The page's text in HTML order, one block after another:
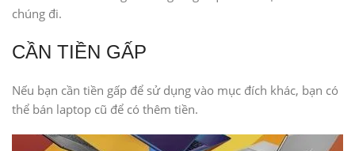
chúng đi.
CẦN TIỀN GẤP
Nếu bạn cần tiền gấp để sử dụng vào mục đích khác, bạn có
thể bán laptop cũ để có thêm tiền.